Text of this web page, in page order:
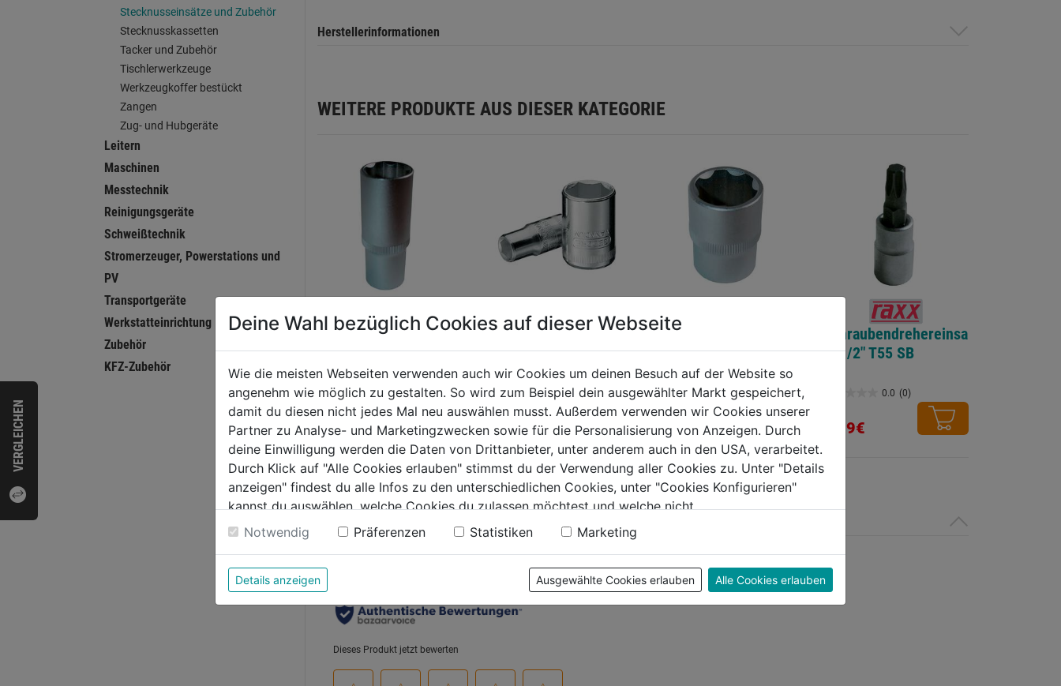
VERGLEICHEN
Stecknusseinsätze und Zubehör
Stecknusskassetten
Tacker und Zubehör
Tischlerwerkzeuge
Werkzeugkoffer bestückt
Zangen
Zug- und Hubgeräte
Leitern
Maschinen
Messtechnik
Reinigungsgeräte
Schweißtechnik
Stromerzeuger, Powerstations und
PV
Transportgeräte
Werkstatteinrichtung
Zubehör
KFZ-Zubehör
Herstellerinformationen
WEITERE PRODUKTE AUS DIESER KATEGORIE
Steckschlüsseleinsatz
lang 3/8" 17mm SB
0.0 (0)
0.0
5
Sternen.
8,59€
Steckschlüsseleinsatz
5mm 1/4" SB
0.0 (0)
0.0
von
Sternen.
8,59€
Steckschlüsseleinsatz
1/2" 22mm SB
0.0 (0)
0.0
von
Sternen.
8,79€
Schraubendrehereinsa
tz 1/2" T55 SB
0.0 (0)
8,79€
Deine Wahl bezüglich Cookies auf dieser Webseite
Wie die meisten Webseiten verwenden auch wir Cookies um deinen Besuch auf der Website so
angenehm wie möglich zu gestalten. So wird zum Beispiel dein ausgewählter Markt gespeichert,
damit du diesen nicht jedes Mal neu auswählen musst. Außerdem verwenden wir Cookies unserer
Partner zu Analyse- und Marketingzwecken sowie für die Personalisierung von Anzeigen. Durch
deine Einwilligung werden die Daten von Drittanbieter, unter anderem auch in den USA, verarbeitet.
Durch Klick auf "Alle Cookies erlauben" stimmst du der Verwendung aller Cookies zu. Unter "Details
anzeigen" findest du alle Infos zu den unterschiedlichen Cookies, unter "Cookies Konfigurieren"
kannst du auswählen, welche Cookies du zulassen möchtest und welche nicht.
Weitere Informationen findest du in unserer Datenschutzerklärung
Notwendig Präferenzen Statistiken Marketing
Details anzeigen Ausgewählte Cookies erlauben Alle Cookies erlauben